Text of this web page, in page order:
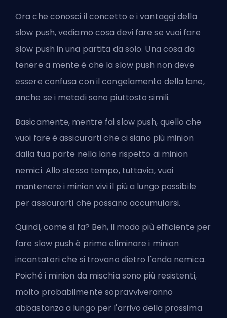
Ora che conosci il concetto e i vantaggi della
slow push, vediamo cosa devi fare se vuoi fare
slow push in una partita da solo. Una cosa da
tenere a mente è che la slow push non deve
essere confusa con il congelamento della lane,
anche se i metodi sono piuttosto simili.
Basicamente, mentre fai slow push, quello che
vuoi fare è assicurarti che ci siano più minion
dalla tua parte nella lane rispetto ai minion
nemici. Allo stesso tempo, tuttavia, vuoi
mantenere i minion vivi il più a lungo possibile
per assicurarti che possano accumularsi.
Quindi, come si fa? Beh, il modo più efficiente per
fare slow push è prima eliminare i minion
incantatori che si trovano dietro l'onda nemica.
Poiché i minion da mischia sono più resistenti,
molto probabilmente sopravviveranno
abbastanza a lungo per l'arrivo della prossima